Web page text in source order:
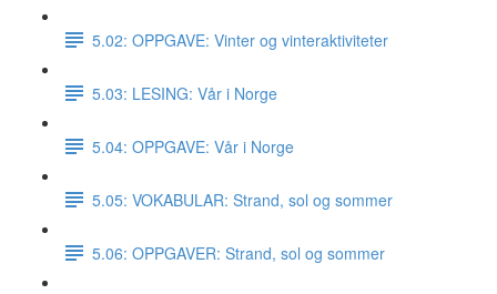
5.02: OPPGAVE: Vinter og vinteraktiviteter
5.03: LESING: Vår i Norge
5.04: OPPGAVE: Vår i Norge
5.05: VOKABULAR: Strand, sol og sommer
5.06: OPPGAVER: Strand, sol og sommer